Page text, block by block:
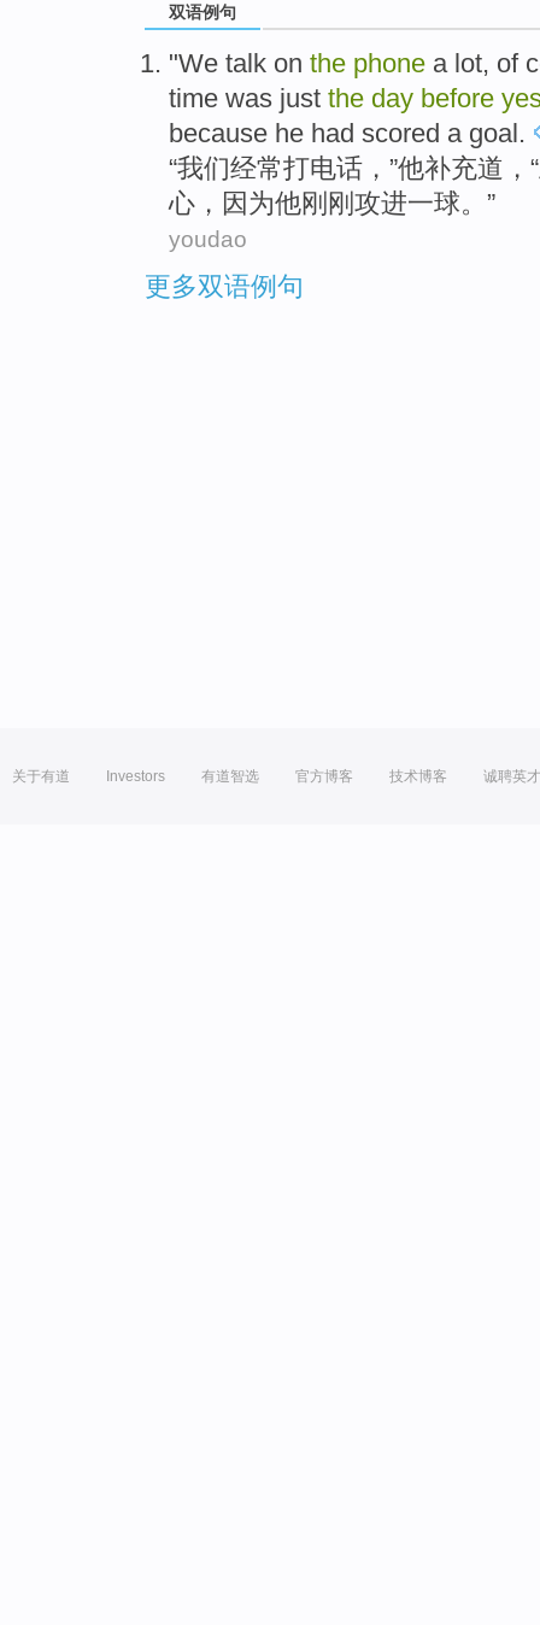
双语例句
"We talk on the phone a lot, of
time was just the day before
because he had scored a goal.
“我们经常打电话 ，”他补充道 ，“
心， 因为他刚刚 攻进一球。”
youdao
更多双语例句
关于有道 Investors 有道智选 官方博客 技术博客 诚聘英才